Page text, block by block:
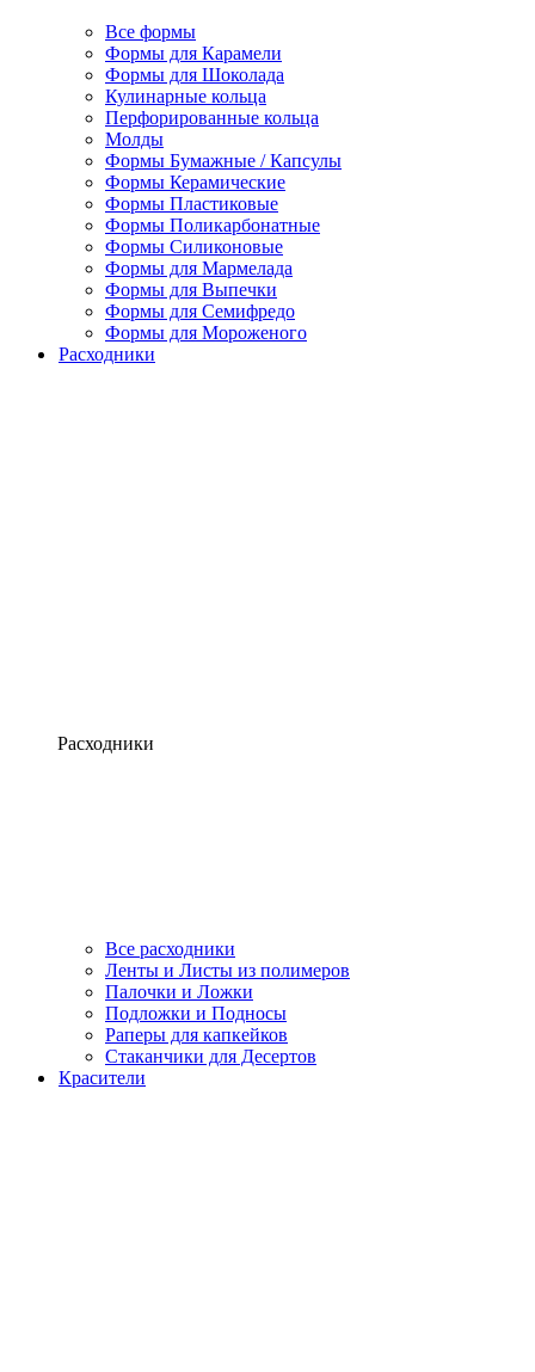
Все формы
Формы для Карамели
Формы для Шоколада
Кулинарные кольца
Перфорированные кольца
Молды
Формы Бумажные / Капсулы
Формы Керамические
Формы Пластиковые
Формы Поликарбонатные
Формы Силиконовые
Формы для Мармелада
Формы для Выпечки
Формы для Семифредо
Формы для Мороженого
Расходники
Расходники
Все расходники
Ленты и Листы из полимеров
Палочки и Ложки
Подложки и Подносы
Раперы для капкейков
Стаканчики для Десертов
Красители